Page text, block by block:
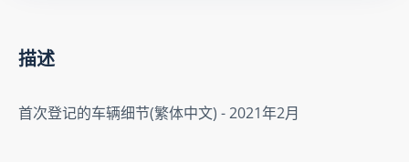
描述
首次登记的车辆细节(繁体中文) - 2021年2月